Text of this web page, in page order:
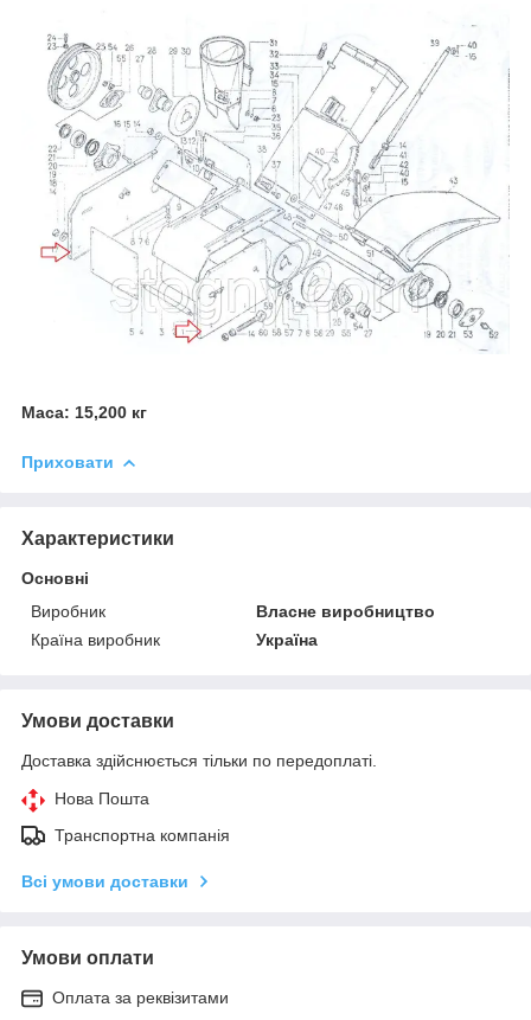
Маса: 15,200 кг
Приховати
Характеристики
Основні
Виробник
Власне виробництво
Країна виробник
Україна
Умови доставки
Доставка здійснюється тільки по передоплаті.
Нова Пошта
Транспортна компанія
Всі умови доставки
Умови оплати
Оплата за реквізитами